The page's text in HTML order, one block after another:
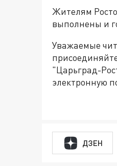
Жителям
выполнены и
Уважаемые
"Царьград-
электронную
ДЗЕН